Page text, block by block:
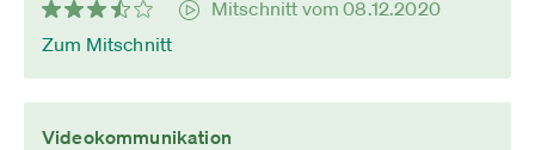
Mitschnitt vom 08.12.2020
Zum Mitschnitt
Videokommunikation